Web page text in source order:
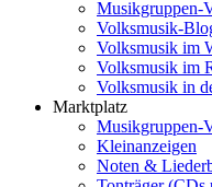
Musikgruppen-
Volksmusik-
Volksmusik im
Volksmusik im
Volksmusik in
Marktplatz
Musikgruppen-
Kleinanzeigen
Noten &